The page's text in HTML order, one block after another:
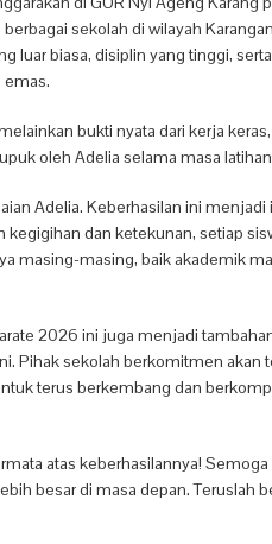
sekolah di wilayah
luar biasa, disiplin yang tinggi,
bukti nyata dari kerja
oleh Adelia selama masa
Adelia. Keberhasilan ini
kegigihan dan ketekunan, setiap
masing-masing, baik akademik
2026 ini juga menjadi
Pihak sekolah berkomitmen akan
terus berkembang dan
atas keberhasilannya!
besar di masa depan. Teruslah